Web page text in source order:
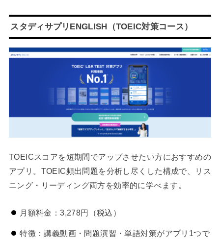
スタディサプリENGLISH（TOEIC対策コース）
TOEICスコアを短期間でアップさせたい方におすすめの
アプリ。TOEIC頻出問題を分析し尽くした構成で、リス
ニング・リーディング両方を効率的に学べます。
月額料金：3,278円（税込）
特徴：講義動画・問題演習・単語対策がアプリ1つで